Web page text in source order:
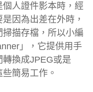
人證件影本時，經
因為出差在外時，
描存檔，所以小編
」，它提供用手
換成JPEG或是
簡易工作。